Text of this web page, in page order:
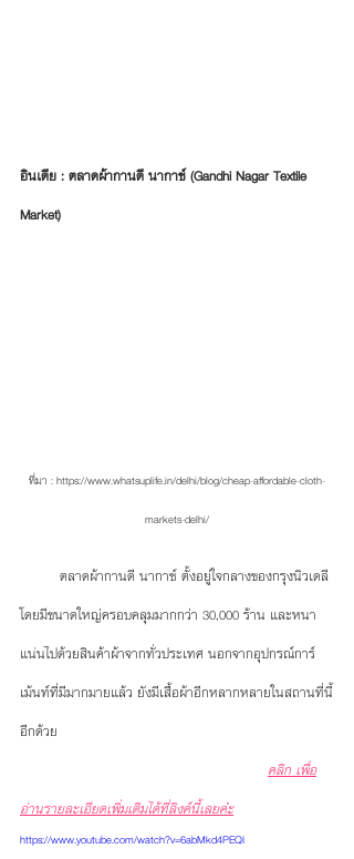
อินเดีย : ตลาดผ้ากานดี นากาช์ (Gandhi Nagar Textile
Market)
ที่มา : https://www.whatsuplife.in/delhi/blog/cheap-affordable-cloth-
markets-delhi/
โดยมีขนาดใหญ่ครอบคลุมมากกว่า 30,000 ร้าน และหนา
แน่นไปด้วยสินค้าผ้าจากทั่วประเทศ นอกจากอุปกรณ์การ์
เม้นท์ที่มีมากมายแล้ว ยังมีเสื้อผ้าอีกหลากหลายในสถานที่นี้
อีกด้วย
คลิก เพื่อ
อ่านรายละเอียดเพิ่มเติมได้ที่ลิงค์นี้เลยค่่ะ
https://www.youtube.com/watch?v=6abMkd4PEQI